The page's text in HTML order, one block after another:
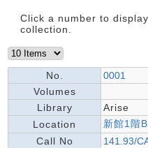
Click a number to
collection.
No.
0001
Volumes
Library
Arise
Location
新館1階B
Call No
141.93/